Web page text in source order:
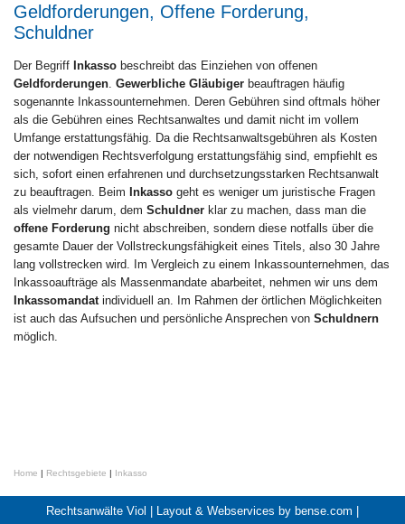
Geldforderungen, Offene Forderung,
Schuldner
Der Begriff Inkasso beschreibt das Einziehen von offenen
Geldforderungen Gewerbliche Gläubiger beauftragen häufig
sogenannte Inkassounternehmen. Deren Gebühren sind oftmals höher
als die Gebühren eines Rechtsanwaltes und damit nicht im vollem
Umfange erstattungsfähig. Da die Rechtsanwaltsgebühren als Kosten
der notwendigen Rechtsverfolgung erstattungsfähig sind, empfiehlt es
sich, sofort einen erfahrenen und durchsetzungsstarken Rechtsanwalt
zu beauftragen. Beim Inkasso geht es weniger um juristische Fragen
als vielmehr darum, dem Schuldner klar zu machen, dass man die
offene Forderung nicht abschreiben, sondern diese notfalls über die
gesamte Dauer der Vollstreckungsfähigkeit eines Titels, also 30 Jahre
lang vollstrecken wird. Im Vergleich zu einem Inkassounternehmen, das
Inkassoaufträge als Massenmandate abarbeitet, nehmen wir uns dem
Inkassomandat individuell an. Im Rahmen der örtlichen Möglichkeiten
ist auch das Aufsuchen und persönliche Ansprechen von Schuldnern
möglich.
Home | Rechtsgebiete | Inkasso
Rechtsanwälte Viol | Layout & Webservices by bense.com |